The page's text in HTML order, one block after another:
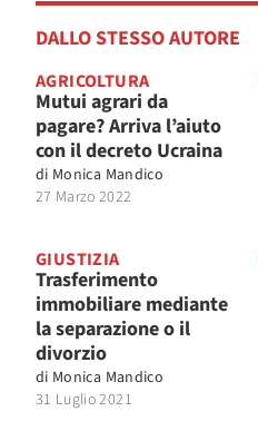
DALLO STESSO AUTORE
AGRICOLTURA
Mutui agrari da
pagare? Arriva l’aiuto
con il decreto Ucraina
di Monica Mandico
27 Marzo 2022
GIUSTIZIA
Trasferimento
immobiliare mediante
la separazione o il
divorzio
di Monica Mandico
31 Luglio 2021